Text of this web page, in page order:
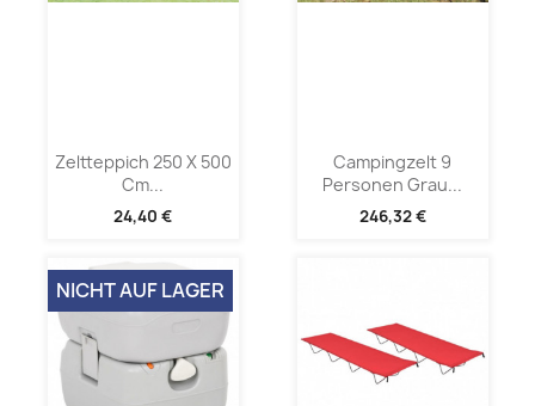
Zeltteppich 250 X 500
Cm...
24,40 €
Campingzelt 9
Personen Grau...
246,32 €
NICHT AUF LAGER